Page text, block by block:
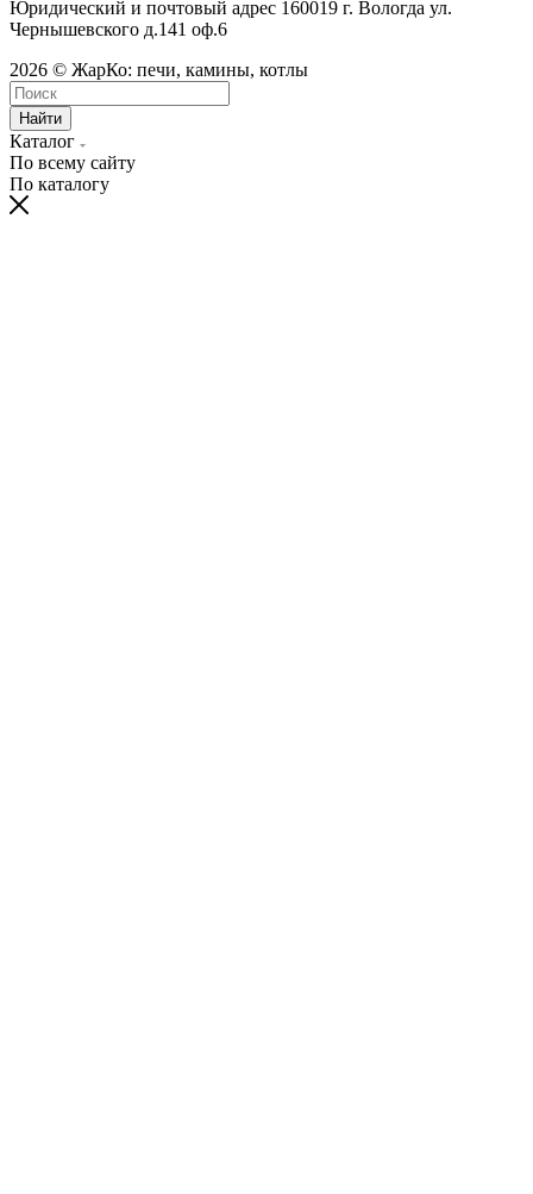
Юридический и почтовый адрес 160019 г. Вологда ул.
Чернышевского д.141 оф.6
2026 © ЖарКо: печи, камины, котлы
Найти
Каталог
По всему сайту
По каталогу